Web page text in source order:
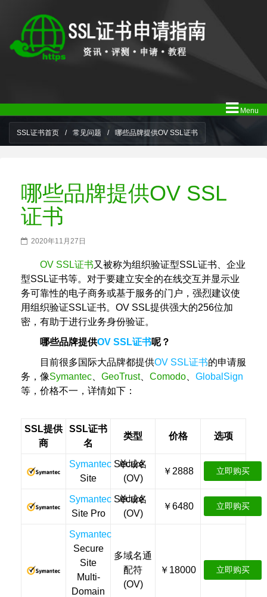
Menu
SSL证书首页 / 常见问题 / 哪些品牌提供OV SSL证书
哪些品牌提供OV SSL
证书
2020年11月27日
OV SSL证书又被称为组织验证型SSL证书、企业
型SSL证书等。对于要建立安全的在线交互并显示业
务可靠性的电子商务或基于服务的门户，强烈建议使
用组织验证SSL证书。OV SSL提供强大的256位加
密，有助于进行业务身份验证。
哪些品牌提供OV SSL证书呢？
目前很多国际大品牌都提供OV SSL证书的申请服
务，像Symantec GeoTrust、 Comodo
GlobalSign
等，价格不一，详情如下：
SSL提供
商
SSL证书
名
类型 价格 选项
Symantec Secure
Site
单域名
(OV)
￥2888 立即购买
Symantec Secure
Site Pro
单域名
(OV)
￥6480 立即购买
Symantec
Secure
Site
Multi-
Domain
多域名通
配符
(OV)
￥18000 立即购买